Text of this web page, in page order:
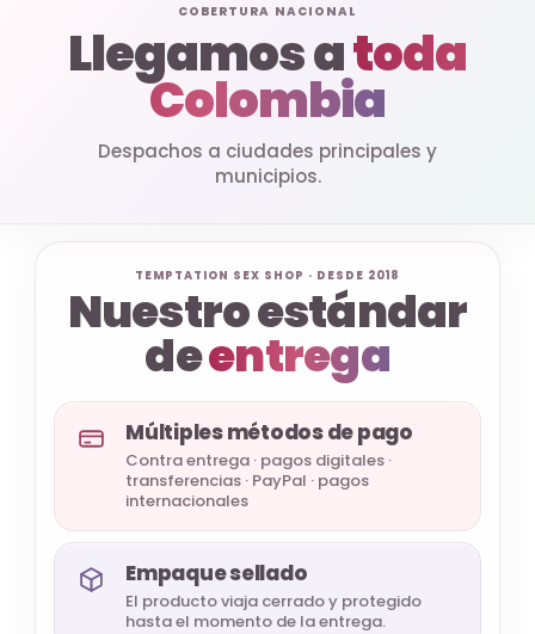
COBERTURA NACIONAL
Llegamos atoda
Colombia
Despachos a ciudades principales y
municipios.
TEMPTATION SEX SHOP · DESDE 2018
Nuestro estándar
deentrega
Múltiples métodos de pago
Contra entrega · pagos digitales ·
transferencias · PayPal · pagos
internacionales
Empaque sellado
El producto viaja cerrado y protegido
hasta el momento de la entrega.